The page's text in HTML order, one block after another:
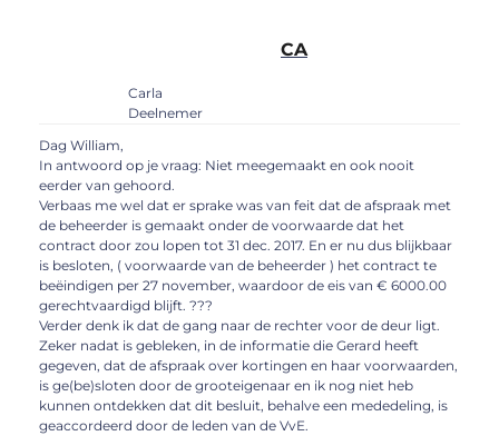
CA
Carla
Deelnemer
Dag William,
In antwoord op je vraag: Niet meegemaakt en ook nooit
eerder van gehoord.
Verbaas me wel dat er sprake was van feit dat de afspraak met
de beheerder is gemaakt onder de voorwaarde dat het
contract door zou lopen tot 31 dec. 2017. En er nu dus blijkbaar
is besloten, ( voorwaarde van de beheerder ) het contract te
beëindigen per 27 november, waardoor de eis van € 6000.00
gerechtvaardigd blijft. ???
Verder denk ik dat de gang naar de rechter voor de deur ligt.
Zeker nadat is gebleken, in de informatie die Gerard heeft
gegeven, dat de afspraak over kortingen en haar voorwaarden,
is ge(be)sloten door de grooteigenaar en ik nog niet heb
kunnen ontdekken dat dit besluit, behalve een mededeling, is
geaccordeerd door de leden van de VvE.